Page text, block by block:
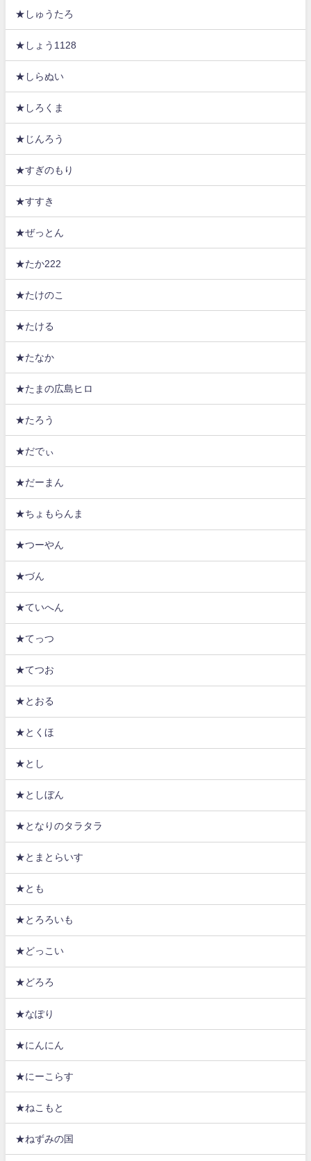
★しゅうたろ
★しょう1128
★しらぬい
★しろくま
★じんろう
★すぎのもり
★すすき
★ぜっとん
★たか222
★たけのこ
★たける
★たなか
★たまの広島ヒロ
★たろう
★だでぃ
★だーまん
★ちょもらんま
★つーやん
★づん
★ていへん
★てっつ
★てつお
★とおる
★とくほ
★とし
★としぼん
★となりのタラタラ
★とまとらいす
★とも
★とろろいも
★どっこい
★どろろ
★なぽり
★にんにん
★にーこらす
★ねこもと
★ねずみの国